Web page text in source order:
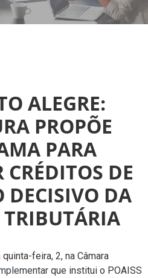
ALEGRE:
PROPÕE
PARA
CRÉDITOS DE
DECISIVO DA
TRIBUTÁRIA
feira, 2, na Câmara
que institui o POAISS